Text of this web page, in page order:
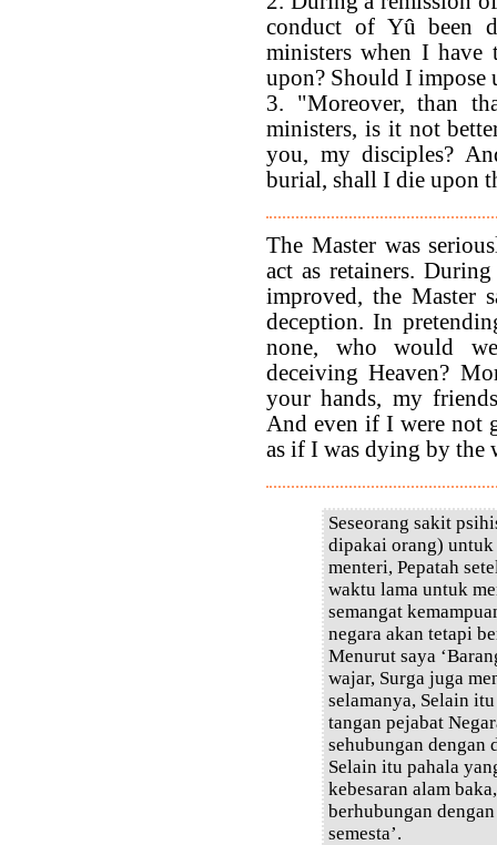
conduct of Yû been
ministers when I have
upon? Should I impose
3. "Moreover, than
ministers, is it not
you, my disciples?
burial, shall I die upon
The Master was
act as retainers.
improved, the Master
deception. In
none, who would
deceiving Heaven?
your hands, my
And even if I were not
as if I was dying by the
Seseorang sakit
dipakai orang)
menteri, Pepatah
waktu lama untuk
semangat
negara akan tetapi
Menurut saya
wajar, Surga juga
selamanya, Selain
tangan pejabat
sehubungan dengan
Selain itu pahala
kebesaran alam
berhubungan
semesta’.